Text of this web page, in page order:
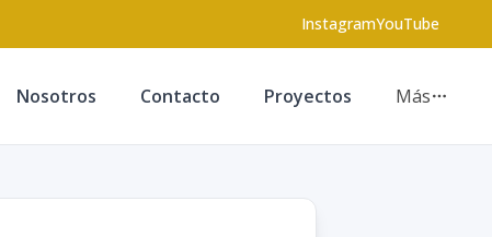
InstagramYouTube
Nosotros Contacto Proyectos Más